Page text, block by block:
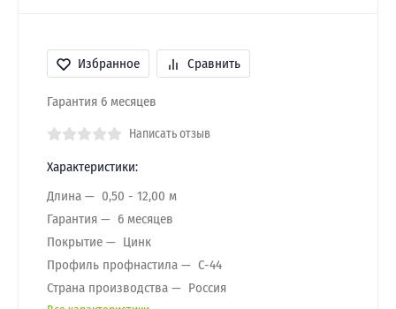
Избранное Сравнить
Гарантия 6 месяцев
Написать отзыв
Характеристики:
Длина
0,50 - 12,00 м
Гарантия
6 месяцев
Покрытие
Цинк
Профиль профнастила
C-44
Страна производства
Россия